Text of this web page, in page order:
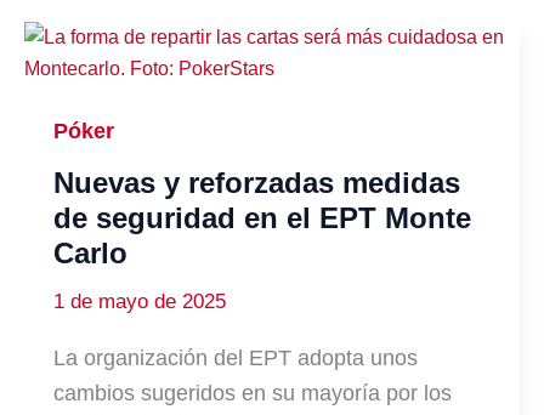
Póker
Nuevas y reforzadas medidas
de seguridad en el EPT Monte
Carlo
1 de mayo de 2025
La organización del EPT adopta unos
cambios sugeridos en su mayoría por los